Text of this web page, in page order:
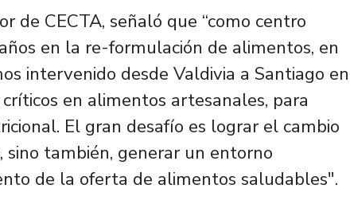
de CECTA, señaló que “como centro
en la re-formulación de alimentos, en
intervenido desde Valdivia a Santiago en
en alimentos artesanales, para
El gran desafío es lograr el cambio
también, generar un entorno
de la oferta de alimentos saludables".